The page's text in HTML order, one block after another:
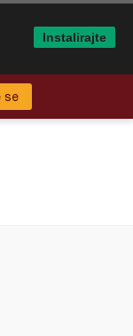
se
Instalirajte